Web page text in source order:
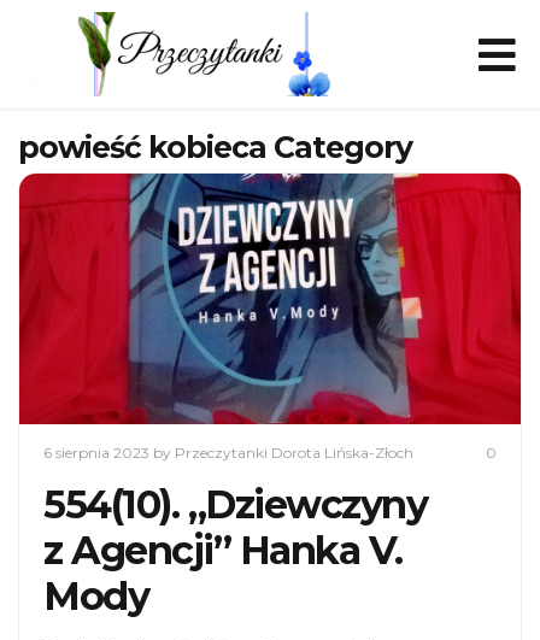
powieść kobieca Category
6 sierpnia 2023 by Przeczytanki Dorota Lińska-Złoch 0
554(10). „Dziewczyny
z Agencji” Hanka V.
Mody